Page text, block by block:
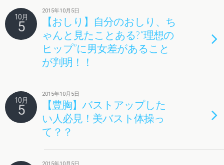
10月
5
2015年10月5日
【おしり】自分のおしり、ち
ゃんと見たことある? “理想の
ヒップ”に男女差があること
が判明！！
10月
5
2015年10月5日
【豊胸】バストアップした
い人必見！美バスト体操っ
て？？